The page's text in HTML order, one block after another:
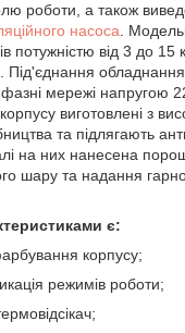
роботи, а також
насоса.
потужністю від 3 до
Під'єднання
мережі напругою
виготовлені з
та підлягають
на них нанесена
шару та надання
є:
корпусу;
режимів роботи;